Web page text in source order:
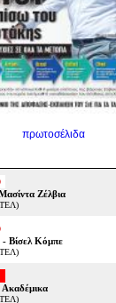
πρωτοσέλιδα